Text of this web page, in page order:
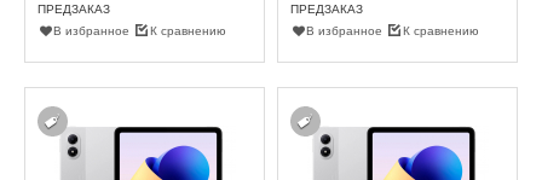
ПРЕДЗАКАЗ
В избранное
К сравнению
ПРЕДЗАКАЗ
В избранное
К сравнению